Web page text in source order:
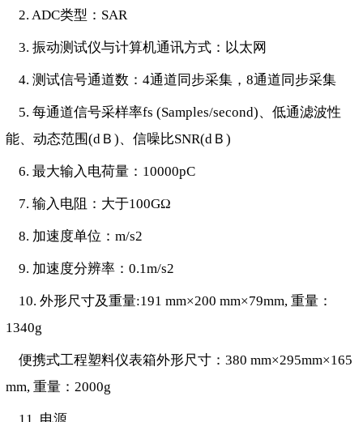
2. ADC类型：SAR
3. 振动测试仪与计算机通讯方式：以太网
4. 测试信号通道数：4通道同步采集，8通道同步采集
5. 每通道信号采样率fs (Samples/second)、低通滤波性
能、动态范围(dＢ)、信噪比SNR(dＢ)
6. 最大输入电荷量：10000pC
7. 输入电阻：大于100GΩ
8. 加速度单位：m/s2
9. 加速度分辨率：0.1m/s2
10. 外形尺寸及重量:191 mm×200 mm×79mm, 重量：
1340g
便携式工程塑料仪表箱外形尺寸：380 mm×295mm×165
mm, 重量：2000g